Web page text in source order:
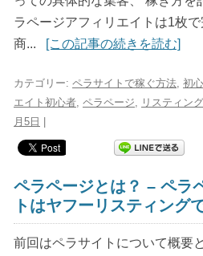
ラページアフィリエイトは1枚
商...
[この記事の続きを読む]
カテゴリー: ペラサイトで稼ぐ方法, 初
エイト初心者, ペラページ, リスティング
月5日
ペラページとは？ – ペラ
トはヤフーリスティング
前回はペラサイトについて概要